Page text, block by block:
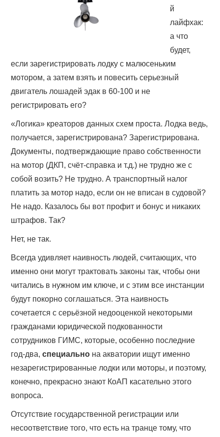
й
лайфхак:
а что
будет,
если зарегистрировать лодку с малюсеньким
мотором, а затем взять и повесить серьезный
двигатель лошадей эдак в 60-100 и не
регистрировать его?
«Логика» креаторов данных схем проста. Лодка ведь,
получается, зарегистрирована? Зарегистрирована.
Документы, подтверждающие право собственности
на мотор (ДКП, счёт-справка и т.д.) не трудно же с
собой возить? Не трудно. А транспортный налог
платить за мотор надо, если он не вписан в судовой?
Не надо. Казалось бы вот профит и бонус и никаких
штрафов. Так?
Нет, не так.
Всегда удивляет наивность людей, считающих, что
именно они могут трактовать законы так, чтобы они
читались в нужном им ключе, и с этим все инстанции
будут покорно соглашаться. Эта наивность
сочетается с серьёзной недооценкой некоторыми
гражданами юридической подкованности
сотрудников ГИМС, которые, особенно последние
год-два,специально на акватории ищут именно
незарегистрированные лодки или моторы, и поэтому,
конечно, прекрасно знают КоАП касательно этого
вопроса.
Отсутствие государственной регистрации или
несоответствие того, что есть на транце тому, что